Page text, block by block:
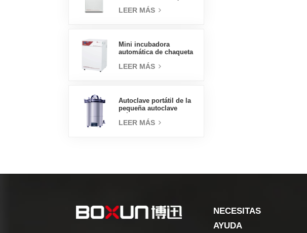
160L Incubadoras
LEER MÁS
Mini incubadora
automática de chaqueta
laboratorio, tipo
LEER MÁS
Autoclave portátil de la
pequeña autoclave
de vapor 18L
LEER MÁS
NECESITAS
AYUDA